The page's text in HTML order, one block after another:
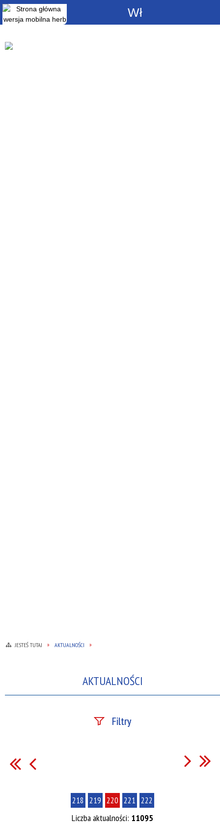
JESTEŚ TUTAJ AKTUALNOŚCI
AKTUALNOŚCI
Filtry
—
218 219 220 221 222
Liczba aktualności: 11095
Włącz
powiadomienia